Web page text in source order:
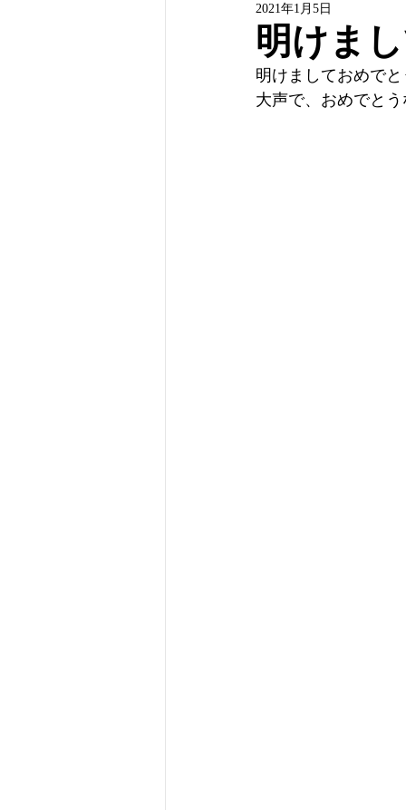
明けま
2021年1月5日
明けましておめで
大声で、おめでと